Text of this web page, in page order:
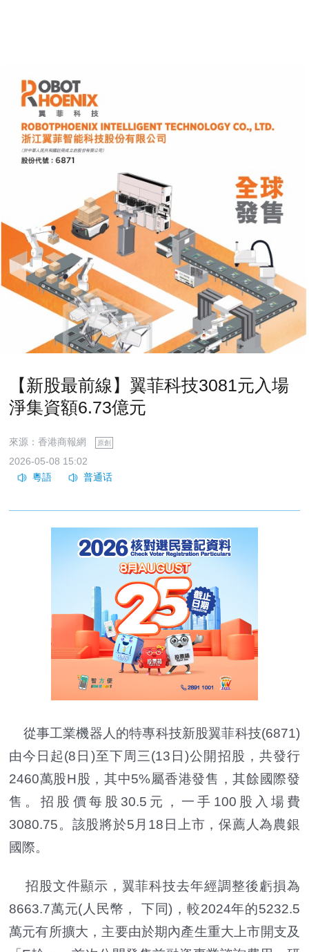
【新股最前線】翼菲科技3081元入場
淨集資額6.73億元
來源：香港商報網 原創
2026-05-08 15:02
從事工業機器人的特專科技新股翼菲科技(6871)
由今日起(8日)至下周三(13日)公開招股，共發行
2460萬股H股，其中5%屬香港發售，其餘國際發
售。招股價每股30.5元，一手100股入場費
3080.75。該股將於5月18日上市，保薦人為農銀
國際。
招股文件顯示，翼菲科技去年經調整後虧損為
8663.7萬元(人民幣， 下同)，較2024年的5232.5
萬元有所擴大，主要由於期內產生重大上市開支及